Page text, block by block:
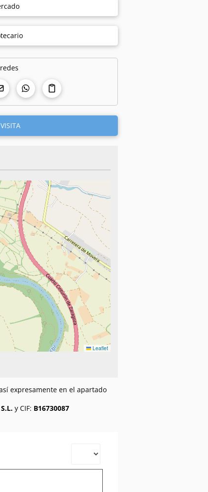
Leaflet
expresamente en el apartado
y CIF: B16730087